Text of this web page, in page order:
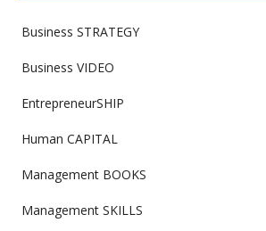
Business STRATEGY
Business VIDEO
EntrepreneurSHIP
Human CAPITAL
Management BOOKS
Management SKILLS